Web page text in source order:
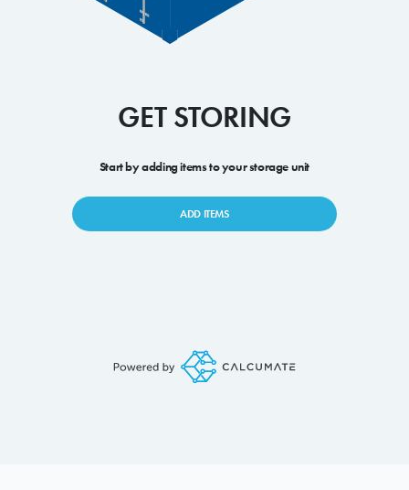
GET STORING
Start by adding items to your storage unit
ADD ITEMS